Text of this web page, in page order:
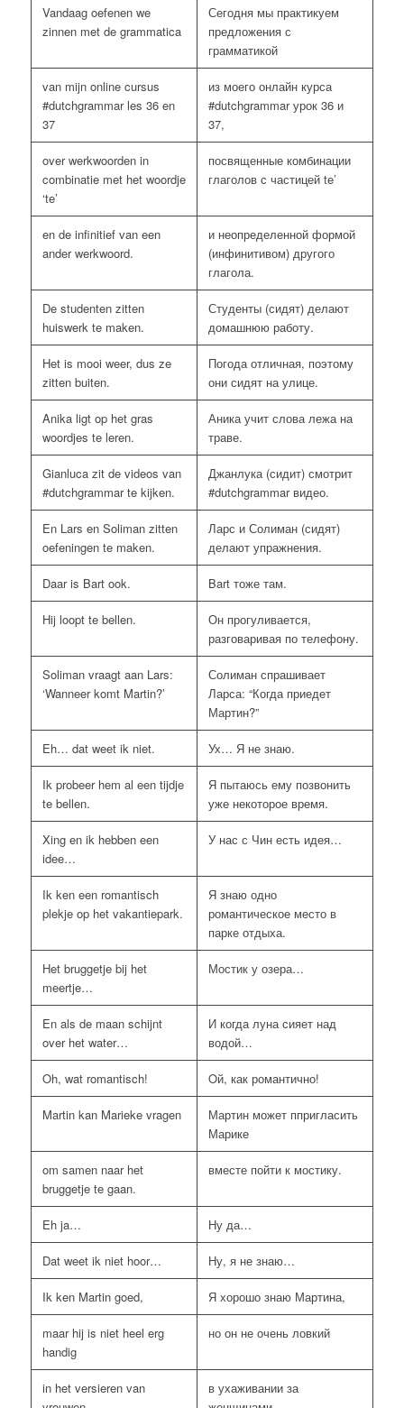
Vandaag oefenen we
zinnen met de grammatica
Сегодня мы практикуем
предложения с
грамматикой
van mijn online cursus
#dutchgrammar les 36 en
37
из моего онлайн курса
#dutchgrammar урок 36 и
37,
over werkwoorden in
combinatie met het woordje
‘te’
посвященные комбинации
глаголов с частицей te’
en de infinitief van een
ander werkwoord.
и неопределенной формой
(инфинитивом) другого
глагола.
De studenten zitten
huiswerk te maken.
Студенты (сидят) делают
домашнюю работу.
Het is mooi weer, dus ze
zitten buiten.
Погода отличная, поэтому
они сидят на улице.
Anika ligt op het gras
woordjes te leren.
Аника учит слова лежа на
траве.
Gianluca zit de videos van
#dutchgrammar te kijken.
Джанлука (сидит) смотрит
#dutchgrammar видео.
En Lars en Soliman zitten
oefeningen te maken.
Ларс и Солиман (сидят)
делают упражнения.
Daar is Bart ook. Bart тоже там.
Hij loopt te bellen.
Он прогуливается,
разговаривая по телефону.
Soliman vraagt aan Lars:
‘Wanneer komt Martin?’
Солиман спрашивает
Ларса: “Когда приедет
Мартин?”
Eh… dat weet ik niet. Ух… Я не знаю.
Ik probeer hem al een tijdje
te bellen.
Я пытаюсь ему позвонить
уже некоторое время.
Xing en ik hebben een
idee…
У нас с Чин есть идея…
Ik ken een romantisch
plekje op het vakantiepark.
Я знаю одно
романтическое место в
парке отдыха.
Het bruggetje bij het
meertje…
Мостик у озера…
En als de maan schijnt
over het water…
И когда луна сияет над
водой…
Oh, wat romantisch! Oй, как романтично!
Martin kan Marieke vragen
Мартин может ппригласить
Марике
om samen naar het
bruggetje te gaan.
вместе пойти к мостику.
Eh ja… Ну да…
Dat weet ik niet hoor… Ну, я не знаю…
Ik ken Martin goed, Я хорошо знаю Мартина,
maar hij is niet heel erg
handig
но он не очень ловкий
in het versieren van
в ухаживании за